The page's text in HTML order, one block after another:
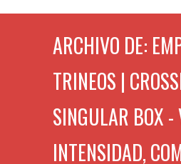
ARCHIVO DE:
TRINEOS |
SINGULAR BOX -
INTENSIDAD,